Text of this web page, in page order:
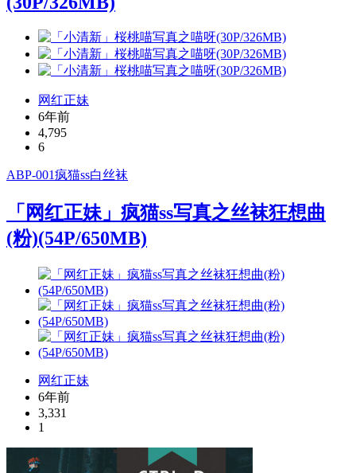
网红正妹
6年前
4,795
6
ABP-001疯猫ss白丝袜
「网红正妹」疯猫ss写真之丝袜狂想曲
(粉)(54P/650MB)
网红正妹
6年前
3,331
1